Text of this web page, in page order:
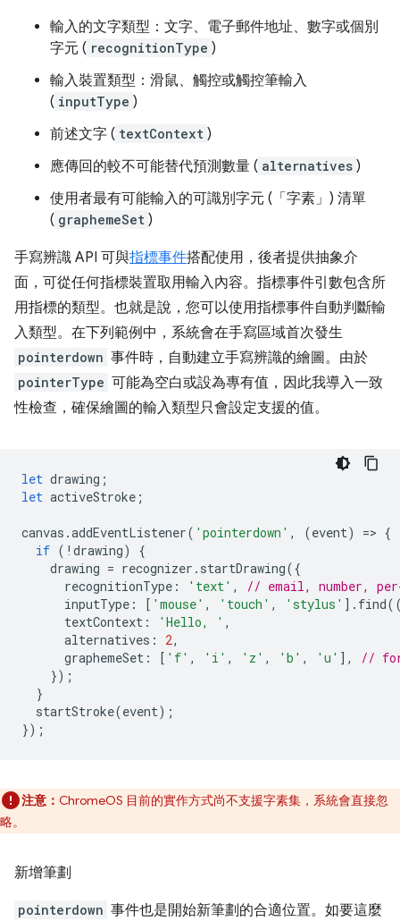
輸入的文字類型：文字、電子郵件地址、數字或個別
字元 ( recognitionType )
輸入裝置類型：滑鼠、觸控或觸控筆輸入
( inputType )
前述文字 ( textContext )
應傳回的較不可能替代預測數量 ( alternatives )
使用者最有可能輸入的可識別字元 (「字素」) 清單
( graphemeSet )
手寫辨識 API 可與指標事件搭配使用，後者提供抽象介
面，可從任何指標裝置取用輸入內容。指標事件引數包含所
用指標的類型。也就是說，您可以使用指標事件自動判斷輸
入類型。在下列範例中，系統會在手寫區域首次發生
pointerdown 事件時，自動建立手寫辨識的繪圖。由於
pointerType 可能為空白或設為專有值，因此我導入一致
性檢查，確保繪圖的輸入類型只會設定支援的值。
let drawing ;
let activeStroke ;
canvas .addEventListener( 'pointerdown' , (event) => {
if ( ! drawing)
{
drawing = recognizer . startDrawing({
recognitionType : 'text' ,
// email, number,
inputType : [ 'mouse' , 'touch' , 'stylus' ]. find
textContext : 'Hello, ' ,
alternatives : 2,
graphemeSet : [ 'f' , 'i' , 'z' , 'b' , 'u' ],
//
});
}
startStroke(event);
});
注意： ChromeOS 目前的實作方式尚不支援字素集，系統會直接忽
略。
新增筆劃
pointerdown 事件也是開始新筆劃的合適位置。如要這麼